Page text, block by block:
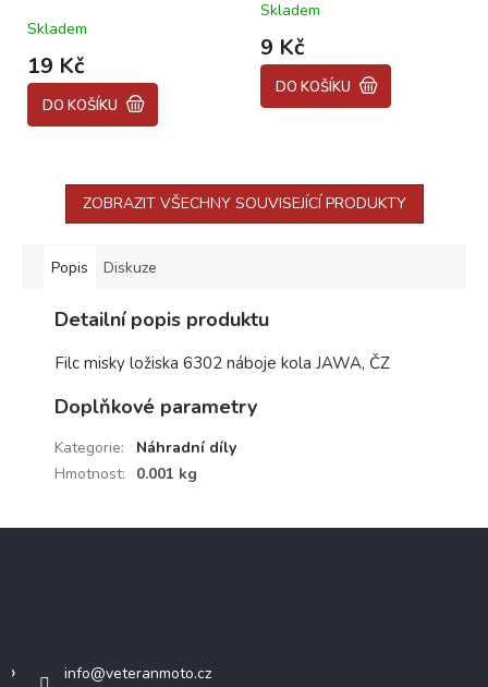
Skladem
19 Kč
DO KOŠÍKU
ČZ, PANELKA, JAWA
350/634-638
Průměrné
hodnocení
produktu
je
5,0
Skladem
9 Kč
DO KOŠÍKU
ZOBRAZIT VŠECHNY SOUVISEJÍCÍ PRODUKTY
Popis Diskuze
Detailní popis produktu
Filc misky ložiska 6302 náboje kola JAWA, ČZ
Doplňkové parametry
Kategorie:
Náhradní díly
Hmotnost: 0.001 kg
info@veteranmoto.cz